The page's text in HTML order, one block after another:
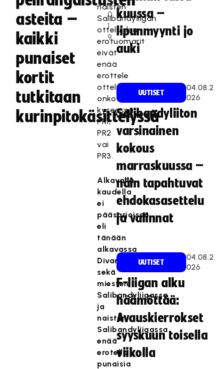
asteita –
kaikki
punaiset
kortit
tutkitaan
kurinpitokäsittelyssä
2
0
1
9
naisten
Salibandyliigan
otteluiden
erotuomarit
eivät
enää
erottele
ottelussa,
onko
kyseessä
PR1,
PR2
vai
PR3.
Alkavalla
kaudella
ei
pääsarjoissa
eli
tänään
alkavassa
Divarissa
sekä
miesten
Salibandyliigassa
ja
naisten
Salibandyliigassa
enää
erotella
punaisia
kuussa –
lipunmyynti jo
auki
UUTISET
04.08.2
026
Salibandyliiton
varsinainen
kokous
marraskuussa –
näin tapahtuvat
ehdokasasettelu
ja valinnat
UUTISET
04.08.2
026
F-liigan alku
häämöttää:
Avauskierrokset
syyskuun toisella
viikolla